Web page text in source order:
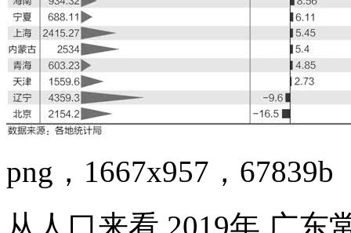
png，1667x957，67839b
从人口来看,2019年,广东